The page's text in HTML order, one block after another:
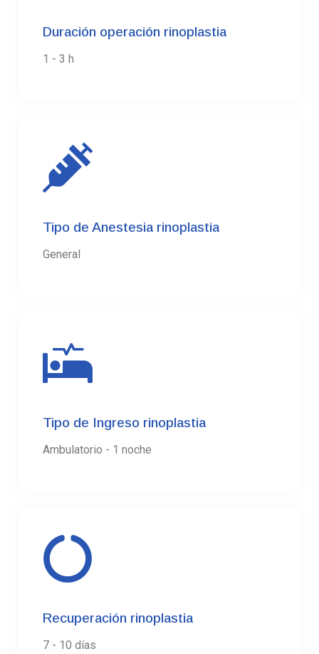
Duración operación rinoplastia
1 - 3 h
Tipo de Anestesia rinoplastia
General
Tipo de Ingreso rinoplastia
Ambulatorio - 1 noche
Recuperación rinoplastia
7 - 10 días